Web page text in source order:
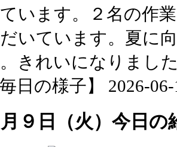
います。２名の作
いています。夏に
きれいになりまし
毎日の様子】 2026-
月９日（火）今日の